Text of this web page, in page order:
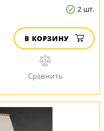
2 шт.
В КОРЗИНУ